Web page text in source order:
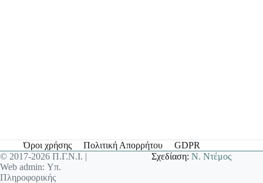
Όροι χρήσης Πολιτική Απορρήτου
GDPR
© 2017-2026 Π.Γ.Ν.Ι. |
Web admin: Υπ.
Πληροφορικής
Σχεδίαση:Ν. Ντέμος